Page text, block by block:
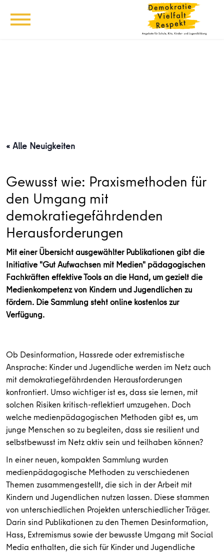
« Alle Neuigkeiten
Gewusst wie: Praxismethoden für
den Umgang mit
demokratiegefährdenden
Herausforderungen
Mit einer Übersicht ausgewählter Publikationen gibt die
Initiative "Gut Aufwachsen mit Medien" pädagogischen
Fachkräften effektive Tools an die Hand, um gezielt die
Medienkompetenz von Kindern und Jugendlichen zu
fördern. Die Sammlung steht online kostenlos zur
Verfügung.
Ob Desinformation, Hassrede oder extremistische
Ansprache: Kinder und Jugendliche werden im Netz auch
mit demokratiegefährdenden Herausforderungen
konfrontiert. Umso wichtiger ist es, dass sie lernen, mit
solchen Risiken kritisch-reflektiert umzugehen. Doch
welche medienpädagogischen Methoden gibt es, um
junge Menschen so zu begleiten, dass sie resilient und
selbstbewusst im Netz aktiv sein und teilhaben können?
In einer neuen, kompakten Sammlung wurden
medienpädagogische Methoden zu verschiedenen
Themen zusammengestellt, die sich in der Arbeit mit
Kindern und Jugendlichen nutzen lassen. Diese stammen
von unterschiedlichen Projekten unterschiedlicher Träger.
Darin sind Publikationen zu den Themen Desinformation,
Hass, Extremismus sowie der bewusste Umgang mit Social
Media enthalten, die sich für Kinder und Jugendliche